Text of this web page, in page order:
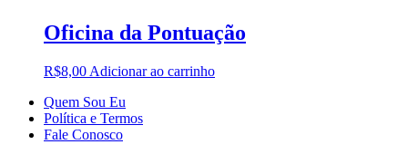
Oficina da Pontuação
R$8,00 Adicionar ao carrinho
Quem Sou Eu
Política e Termos
Fale Conosco